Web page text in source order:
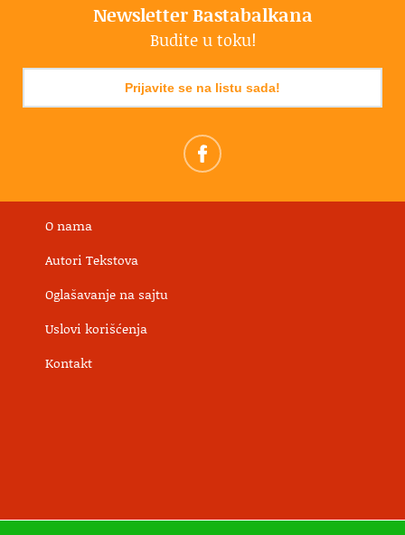
Newsletter Bastabalkana
Budite u toku!
Prijavite se na listu sada!
O nama
Autori Tekstova
Oglašavanje na sajtu
Uslovi korišćenja
Kontakt